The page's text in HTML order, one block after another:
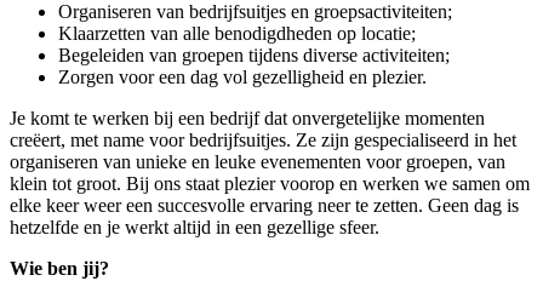
Organiseren van bedrijfsuitjes en groepsactiviteiten;
Klaarzetten van alle benodigdheden op locatie;
Begeleiden van groepen tijdens diverse activiteiten;
Zorgen voor een dag vol gezelligheid en plezier.
Je komt te werken bij een bedrijf dat onvergetelijke momenten
creëert, met name voor bedrijfsuitjes. Ze zijn gespecialiseerd in het
organiseren van unieke en leuke evenementen voor groepen, van
klein tot groot. Bij ons staat plezier voorop en werken we samen om
elke keer weer een succesvolle ervaring neer te zetten. Geen dag is
hetzelfde en je werkt altijd in een gezellige sfeer.
Wie ben jij?